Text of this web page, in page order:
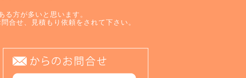
方が多いと思います。
合せ、見積もり依頼をされて下さい。